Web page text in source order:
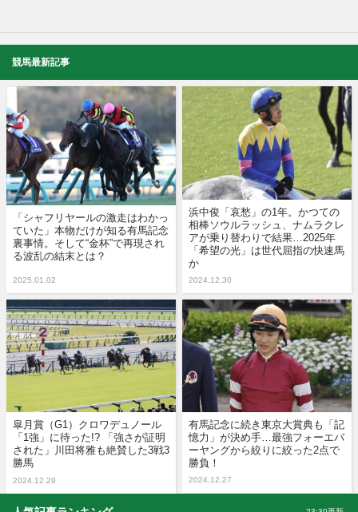
競馬最新記事
「シャフリヤールの激走はわかっ
ていた」本物だけが知る有馬記念
裏事情。そして“金杯”で再現され
る波乱の結末とは？
2025.01.02
浜中俊「哀愁」の1年。かつての
相棒ソウルラッシュ、ナムラクレ
アが乗り替わりで結果…2025年
「希望の光」は世代屈指の快速馬
か
2024.12.30
皐月賞（G1）クロワデュノール
「1強」に待った!? 「強さが証明
された」川田将雅も絶賛した3戦3
勝馬
2024.12.29
有馬記念に続き東京大賞典も「記
憶力」が決め手…最強フォーエバ
ーヤングから絞りに絞った2点で
勝負！
2024.12.27